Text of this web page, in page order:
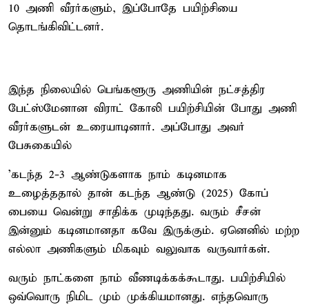
10 அணி வீரர்களும், இப்போதே பயிற்சியை
தொடங்கிவிட்டனர்.
இந்த நிலையில் பெங்களூரு அணியின் நட்சத்திர
பேட்ஸ்மேனான விராட் கோலி பயிற்சியின் போது அணி
வீரர்களுடன் உரையாடினார். அப்போது அவர்
பேசுகையில்
'கடந்த 2-3 ஆண்டுகளாக நாம் கடினமாக
உழைத்ததால் தான் கடந்த ஆண்டு (2025) கோப்
பையை வென்று சாதிக்க முடிந்தது. வரும் சீசன்
இன்னும் கடினமானதா கவே இருக்கும். ஏனெனில் மற்ற
எல்லா அணிகளும் மிகவும் வலுவாக வருவார்கள்.
வரும் நாட்களை நாம் வீணடிக்கக்கூடாது. பயிற்சியில்
ஒவ்வொரு நிமிட மும் முக்கியமானது. எந்தவொரு